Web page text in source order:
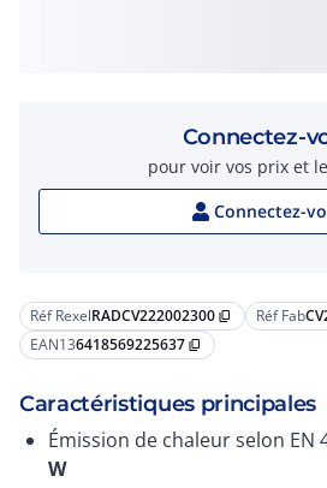
Réf RexelRADCV222002300 content_copy Réf Fab
EAN136418569225637 content_copy
Caractéristiques principales
Émission de chaleur selon EN
W
Connectez-
pour voir vos prix et
Connectez-